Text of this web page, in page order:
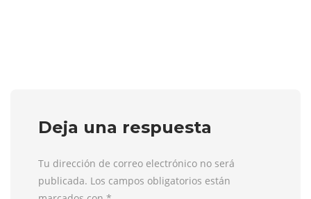
Deja una respuesta
Tu dirección de correo electrónico no será
publicada. Los campos obligatorios están